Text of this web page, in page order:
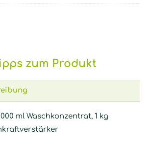
zum Produkt
ml Waschkonzentrat, 1 kg